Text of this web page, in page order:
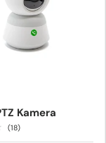
Kamera
(18)